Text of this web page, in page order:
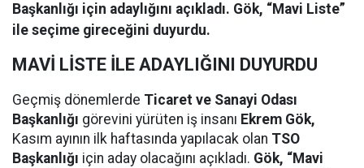
Başkanlığı için adaylığını açıkladı. Gök, “Mavi Liste”
ile seçime gireceğini duyurdu.
MAVİ LİSTE İLE ADAYLIĞINI DUYURDU
Geçmiş dönemlerde Ticaret ve Sanayi Odası
Başkanlığı görevini yürüten iş insanı Ekrem Gök,
Kasım ayının ilk haftasında yapılacak olan TSO
Başkanlığı için aday olacağını açıkladı. Gök, “Mavi